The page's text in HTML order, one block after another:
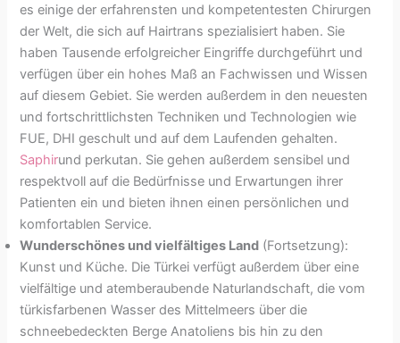
es einige der erfahrensten und kompetentesten Chirurgen
der Welt, die sich auf Hairtrans spezialisiert haben. Sie
haben Tausende erfolgreicher Eingriffe durchgeführt und
verfügen über ein hohes Maß an Fachwissen und Wissen
auf diesem Gebiet. Sie werden außerdem in den neuesten
und fortschrittlichsten Techniken und Technologien wie
FUE, DHI geschult und auf dem Laufenden gehalten.
Saphirund perkutan. Sie gehen außerdem sensibel und
respektvoll auf die Bedürfnisse und Erwartungen ihrer
Patienten ein und bieten ihnen einen persönlichen und
komfortablen Service.
Wunderschönes und vielfältiges Land (Fortsetzung):
Kunst und Küche. Die Türkei verfügt außerdem über eine
vielfältige und atemberaubende Naturlandschaft, die vom
türkisfarbenen Wasser des Mittelmeers über die
schneebedeckten Berge Anatoliens bis hin zu den